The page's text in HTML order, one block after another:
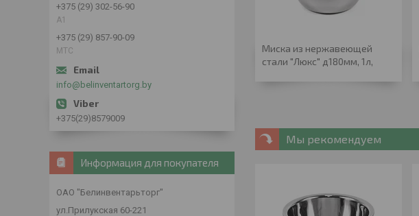
Миска из нержавеющей
стали "Люкс" д180мм, 1л,
Мы рекомендуем
+375 (29) 302-56-90
А1
+375 (29) 857-90-09
МТС
info@belinventartorg.by
+375(29)8579009
Информация для покупателя
ОАО "Белинвентарьторг"
ул.Прилукская 60-221